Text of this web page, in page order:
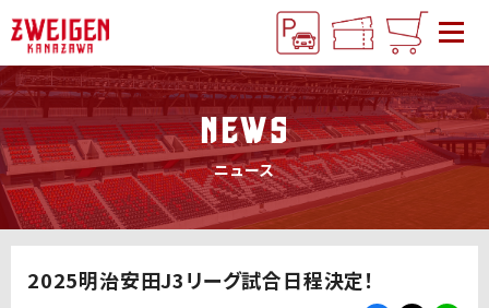
NEWS
ニュース
2025明治安田J3リーグ試合日程決定！